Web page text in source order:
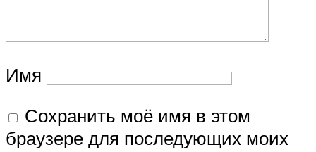
Имя
Сохранить моё имя в этом
браузере для последующих моих